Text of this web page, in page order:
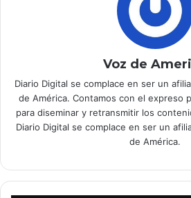
Voz de
Diario Digital se complace en ser un
de América. Contamos con el expreso
para diseminar y retransmitir los
Diario Digital se complace en ser un
de América.